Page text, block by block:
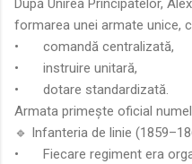
După Unirea Principatelor,
formarea unei armate unice,
•
comandă centralizată,
•
instruire unitară,
•
dotare standardizată.
Armata primește oficial
🔹 Infanteria de linie
•
Fiecare regiment era